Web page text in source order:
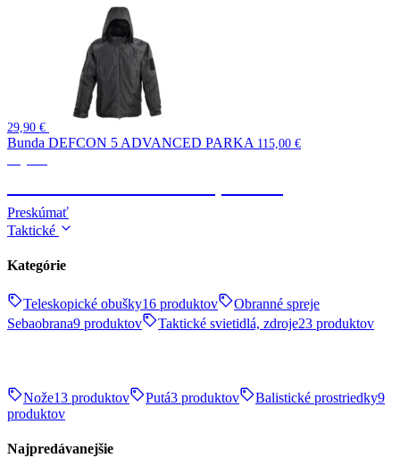
29,90 €
Bunda DEFCON 5 ADVANCED PARKA 115,00 €
Preskúmať
Taktické
Kategórie
Teleskopické obušky16 produktov
Obranné spreje
Sebaobrana9 produktov Taktické svietidlá, zdroje23 produktov
Nože13 produktov Putá3 produktov Balistické prostriedky9
produktov
Najpredávanejšie